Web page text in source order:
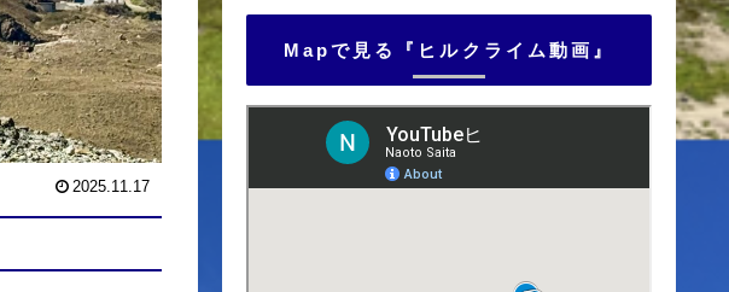
2025.11.17
Mapで見る『ヒルクライム動画』